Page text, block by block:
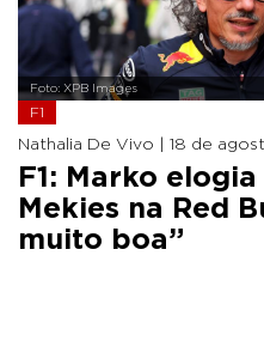
Foto: XPB Images
F1
Nathalia De Vivo | 18 de
F1: Marko
Mekies na Red
muito boa”